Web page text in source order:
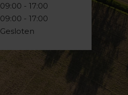
09:00 - 17:00
09:00 - 17:00
Gesloten